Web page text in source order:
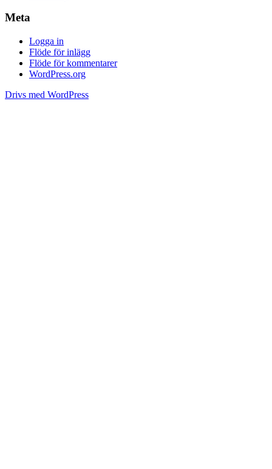
Meta
Logga in
Flöde för inlägg
Flöde för kommentarer
WordPress.org
Drivs med WordPress